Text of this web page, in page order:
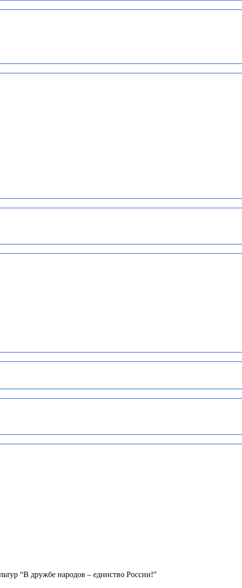
“В дружбе народов – единство России!”